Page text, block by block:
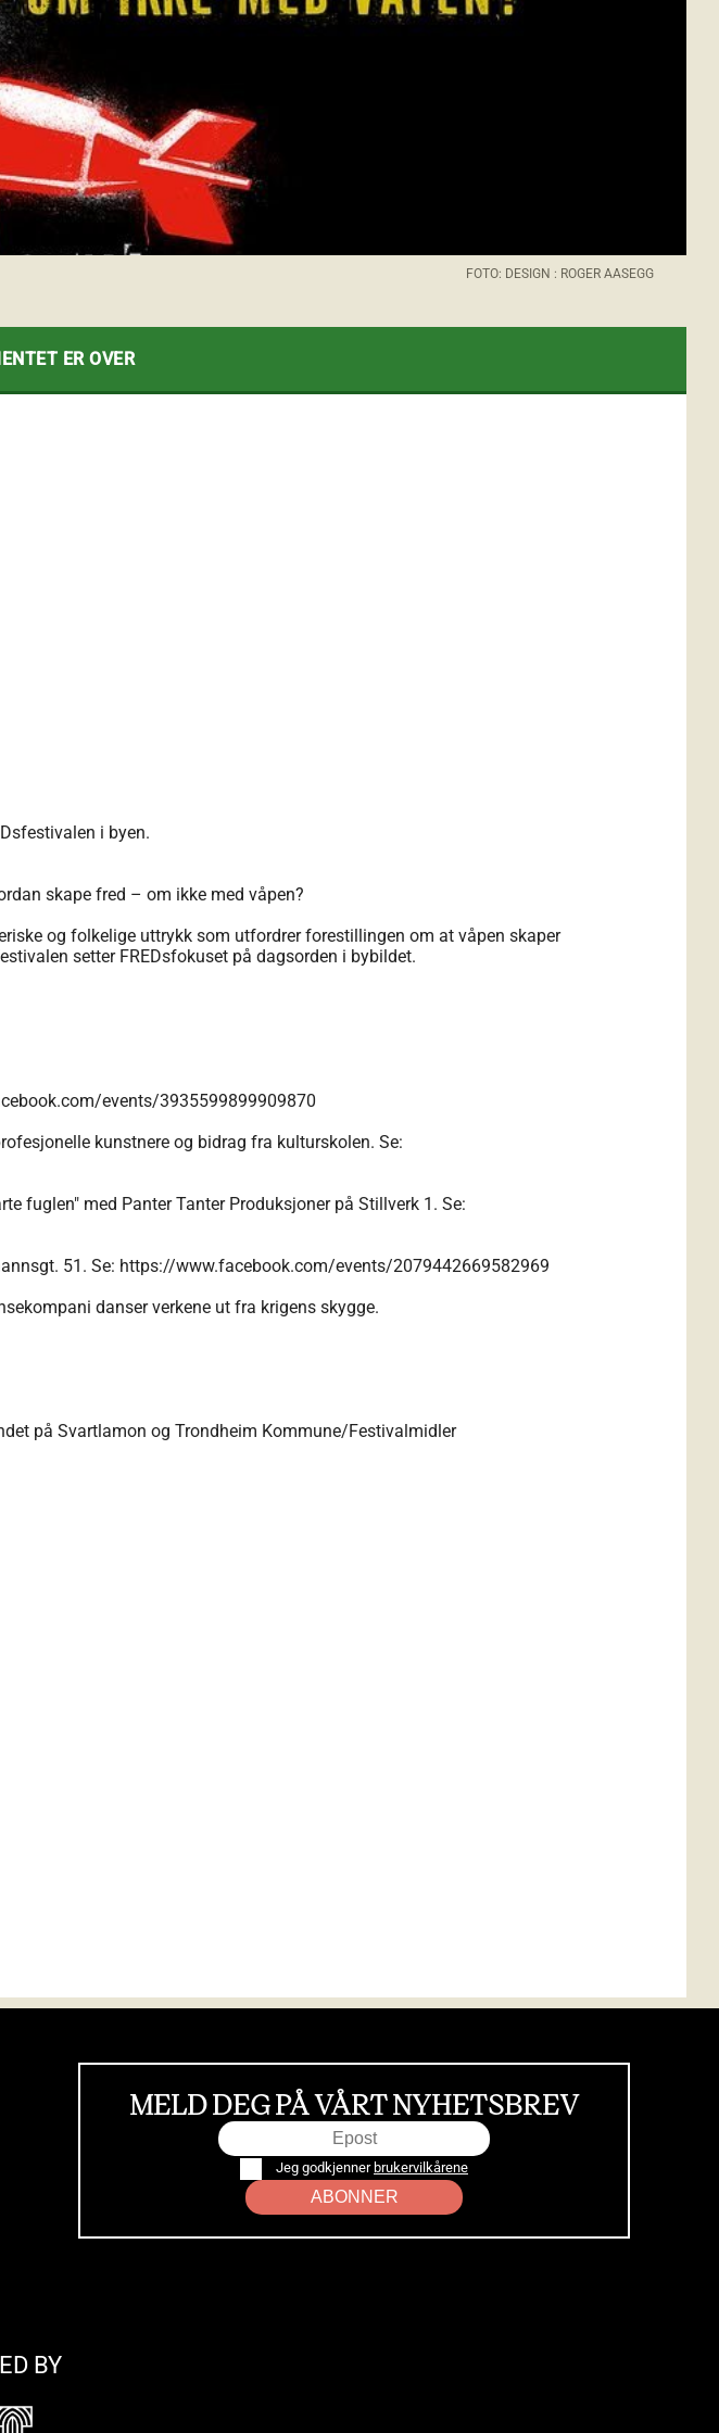
FOTO: DESIGN : ROGER AASEGG
ER OVER
i byen.
skape fred – om ikke med våpen?
og folkelige uttrykk som utfordrer forestillingen om at våpen skaper
setter FREDsfokuset på dagsorden i bybildet.
events/3935599899909870
kunstnere og bidrag fra kulturskolen. Se:
fuglen" med Panter Tanter Produksjoner på Stillverk 1. Se:
51. Se: https://www.facebook.com/events/2079442669582969
danser verkene ut fra krigens skygge.
på Svartlamon og Trondheim Kommune/Festivalmidler
MELD DEG PÅ VÅRT NYHETSBREV
Jeg godkjenner brukervilkårene
ABONNER
BY